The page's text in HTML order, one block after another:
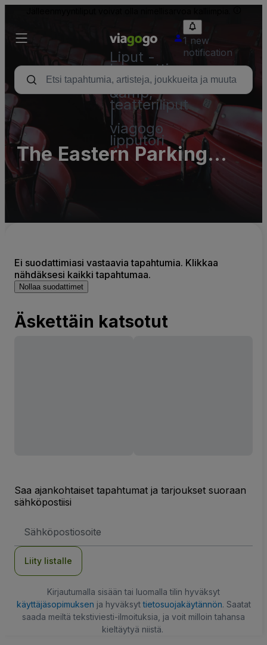
Liput -
konsertti,
urheilu
&amp;
teatteriliput
viagogo
lipputori
1 new
notification
The Eastern Parking
Lots (InActive)
Ei suodattimiasi vastaavia tapahtumia. Klikkaa
nähdäksesi kaikki tapahtumaa.
Nollaa suodattimet
Äskettäin katsotut
Saa ajankohtaiset tapahtumat ja tarjoukset suoraan
sähköpostiisi
Liity listalle
Kirjautumalla sisään tai luomalla tilin hyväksyt
käyttäjäsopimuksen ja hyväksyttietosuojakäytännön. Saatat
saada meiltä tekstiviesti-ilmoituksia, ja voit milloin tahansa
kieltäytyä niistä.